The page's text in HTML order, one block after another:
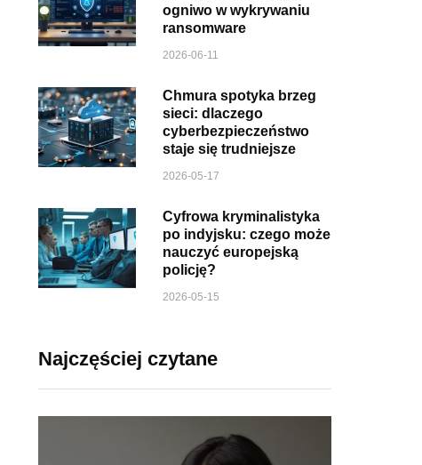
ogniwo w wykrywaniu
ransomware
2026-06-11
Chmura spotyka brzeg
sieci: dlaczego
cyberbezpieczeństwo
staje się trudniejsze
2026-05-17
Cyfrowa kryminalistyka
po indyjsku: czego może
nauczyć europejską
policję?
2026-05-15
Najczęściej czytane